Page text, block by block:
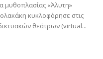
μυθοπλασίας «Άλυτη»
κυκλοφόρησε στις
θεάτρων (virtual...